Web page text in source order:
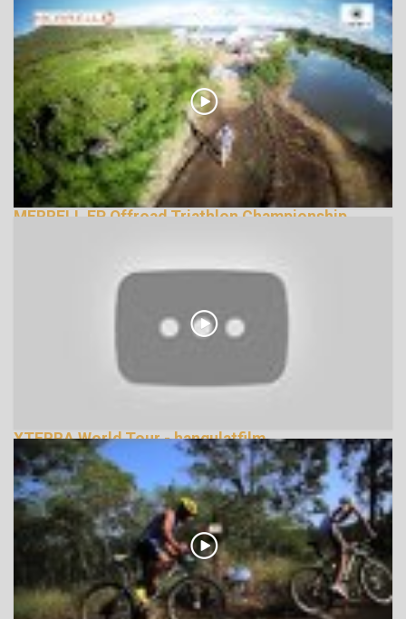
MERRELL EP Offroad Triathlon Championship
XTERRA World Tour - hangulatfilm
335877 Nézetek